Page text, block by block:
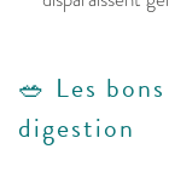
🥗 Les
digestion